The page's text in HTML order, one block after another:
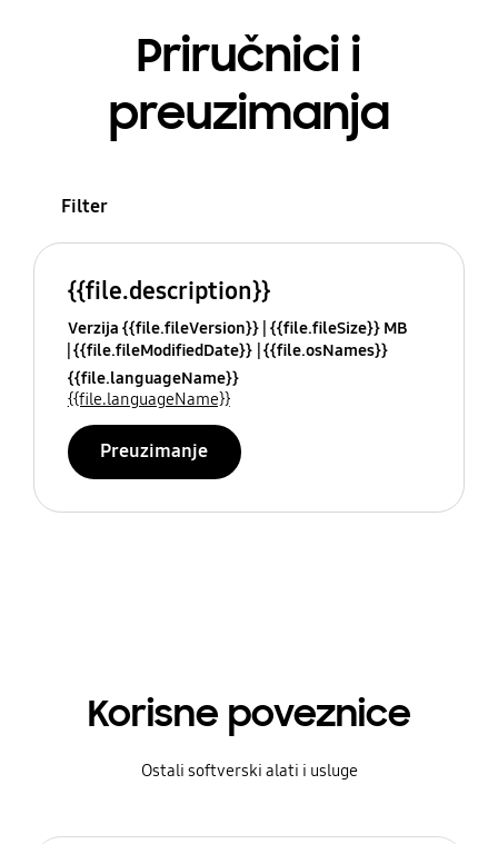
Priručnici i
preuzimanja
Filter
{{file.description}}
Verzija {{file.fileVersion}} {{file.fileSize}} MB
{{file.fileModifiedDate}} {{file.osNames}}
{{file.languageName}}
{{file.languageName}}
Preuzimanje
Korisne poveznice
Ostali softverski alati i usluge